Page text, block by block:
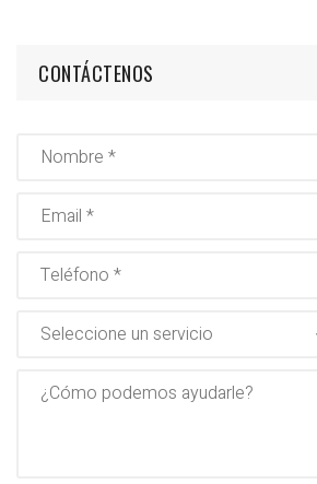
CONTÁCTENOS